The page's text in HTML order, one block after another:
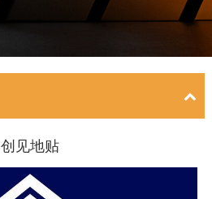
创见地贴